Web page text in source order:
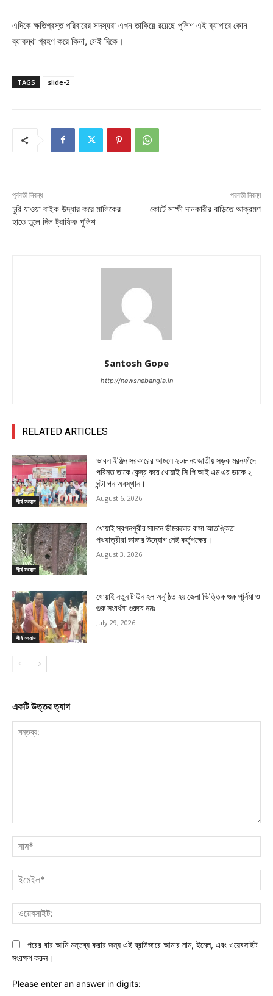
এদিকে ক্ষতিগ্রস্ত পরিবারের সদস্যরা এখন তাকিয়ে রয়েছে পুলিশ এই ব্যাপারে কোন
ব্যাবস্থা গ্রহণ করে কিনা, সেই দিকে।
TAGS slide-2
পূর্ববর্তী নিবন্ধ
চুরি যাওয়া বাইক উদ্ধার করে মালিকের
হাতে তুলে দিল ট্রাফিক পুলিশ
পরবর্তী নিবন্ধ
কোর্টে সাক্ষী দানকারীর বাড়িতে আক্রমণ
Santosh Gope
http://newsnebangla.in
RELATED ARTICLES
শীর্ষ সংবাদ
ভাবল ইঞ্জিন সরকারের আমলে ২০৮ নং জাতীয় সড়ক মরনফাঁদে
পরিনত তাকে কেন্দ্র করে খোয়াই সি পি আই এম এর ডাকে ২
ঘন্টা গন অবস্থান।
August 6, 2026
শীর্ষ সংবাদ
খোয়াই স্বপনপুরীর সামনে ভীমরুলের বাসা আতঙ্কিত
পথযাত্রীরা ভাঙ্গার উদ্যোগ নেই কর্তৃপক্ষের।
August 3, 2026
শীর্ষ সংবাদ
খোয়াই নতুন টাউন হল অনুষ্ঠিত হয় জেলা ভিত্তিক গুরু পূর্নিমা ও
গুরু সংবর্ধনা গুরুবে নমঃ
July 29, 2026
একটি উত্তর ত্যাগ
পরের বার আমি মন্তব্য করার জন্য এই ব্রাউজারে আমার নাম, ইমেল, এবং ওয়েবসাইট
সংরক্ষণ করুন।
Please enter an answer in digits: